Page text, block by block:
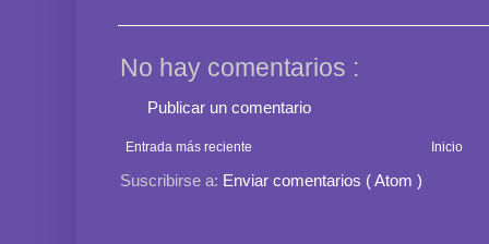
No hay comentarios :
Publicar un comentario
Entrada más reciente Inicio
Suscribirse a: Enviar comentarios ( Atom )